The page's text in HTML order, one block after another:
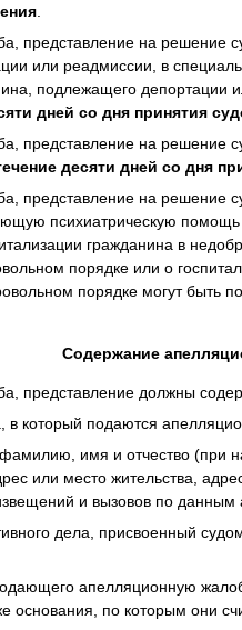
представление на решение
или реадмиссии, в
подлежащего депортации
дней со дня принятия
представление на решение
десяти дней со дня
представление на решение
психиатрическую
гражданина в
порядке или о
порядке могут быть
Содержание
представление должны
в который подаются
имя и отчество (при
или место жительства,
и вызовов по
дела, присвоенный
апелляционную
основания, по которым они